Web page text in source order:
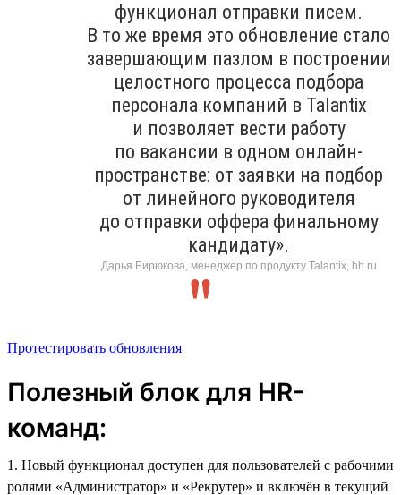
функционал отправки писем.
В то же время это обновление стало
завершающим пазлом в построении
целостного процесса подбора
персонала компаний в Talantix
и позволяет вести работу
по вакансии в одном онлайн-
пространстве: от заявки на подбор
от линейного руководителя
до отправки оффера финальному
кандидату».
Дарья Бирюкова, менеджер по продукту Talantix, hh.ru
Протестировать обновления
Полезный блок для HR-
команд:
1. Новый функционал доступен для пользователей с рабочими
ролями «Администратор» и «Рекрутер» и включён в текущий